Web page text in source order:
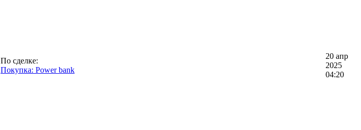
По сделке:
Покупка: Power bank
20 апр
2025
04:20